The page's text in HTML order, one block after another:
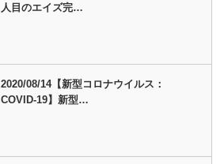
人目のエイズ完…
2020/08/14【新型コロナウイルス：
COVID-19】新型…